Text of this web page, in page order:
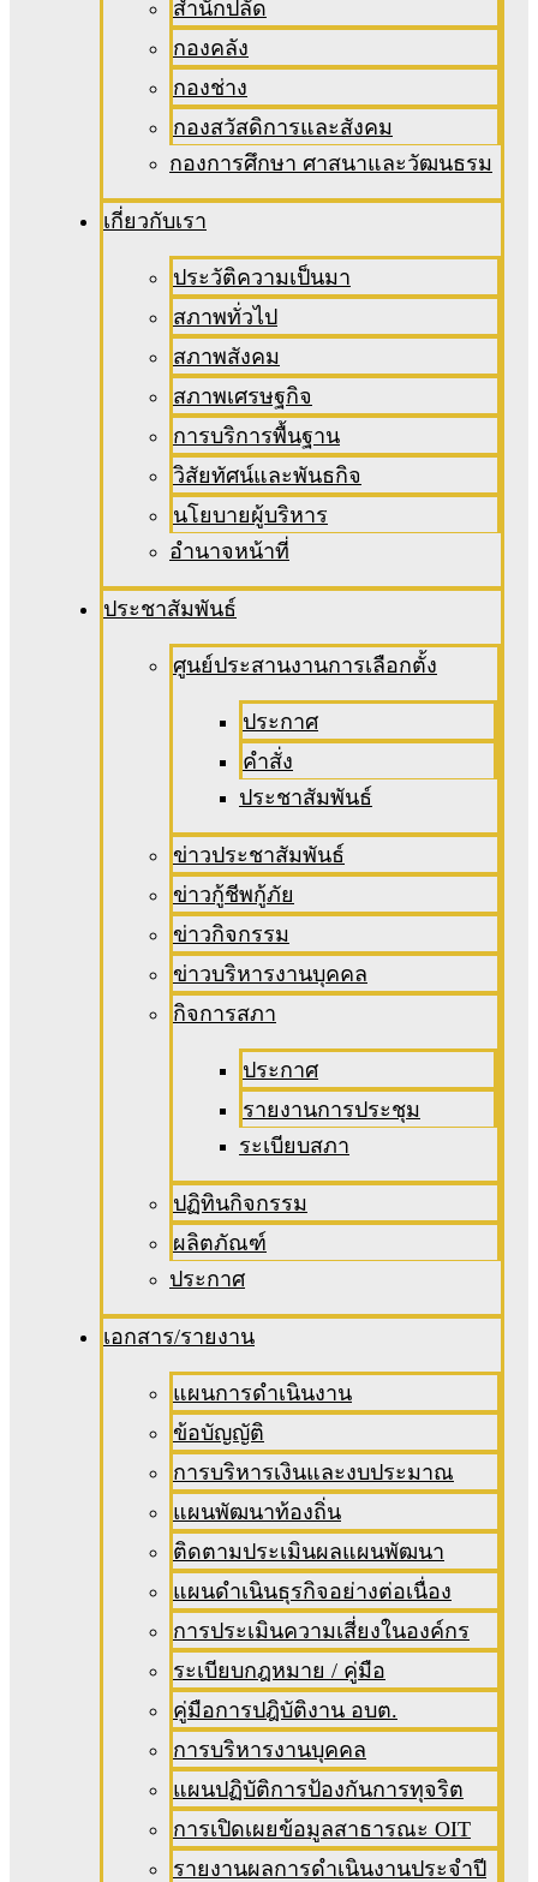
สำนักปลัด
กองคลัง
กองช่าง
กองสวัสดิการและสังคม
กองการศึกษา ศาสนาและวัฒนธรม
เกี่ยวกับเรา
ประวัติความเป็นมา
สภาพทั่วไป
สภาพสังคม
สภาพเศรษฐกิจ
การบริการพื้นฐาน
วิสัยทัศน์และพันธกิจ
นโยบายผู้บริหาร
อํานาจหน้าที่
ประชาสัมพันธ์
ศูนย์ประสานงานการเลือกตั้ง
ประกาศ
คำสั่ง
ประชาสัมพันธ์
ข่าวประชาสัมพันธ์
ข่าวกู้ชีพกู้ภัย
ข่าวกิจกรรม
ข่าวบริหารงานบุคคล
กิจการสภา
ประกาศ
รายงานการประชุม
ระเบียบสภา
ปฏิทินกิจกรรม
ผลิตภัณฑ์
ประกาศ
เอกสาร/รายงาน
แผนการดำเนินงาน
ข้อบัญญัติ
การบริหารเงินและงบประมาณ
แผนพัฒนาท้องถิ่น
ติดตามประเมินผลแผนพัฒนา
แผนดำเนินธุรกิจอย่างต่อเนื่อง
การประเมินความเสี่ยงในองค์กร
ระเบียบกฎหมาย / คู่มือ
คู่มือการปฎิบัติงาน อบต.
การบริหารงานบุคคล
แผนปฏิบัติการป้องกันการทุจริต
การเปิดเผยข้อมูลสาธารณะ OIT
รายงานผลการดำเนินงานประจำปี